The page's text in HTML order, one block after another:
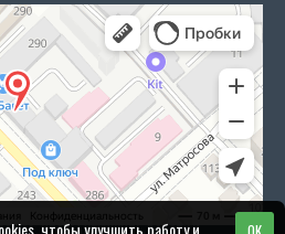
чтобы улучшить работу и